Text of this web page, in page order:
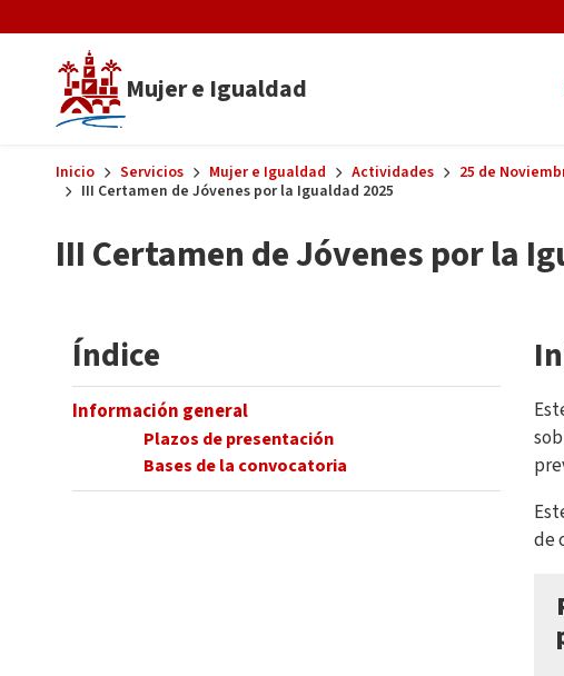
Mujer e Igualdad
Inicio Servicios Mujer e Igualdad Actividades 25 de
III Certamen de Jóvenes por la Igualdad 2025
III Certamen de Jóvenes por la
Índice
Información general
Plazos de presentación
Bases de la convocatoria
de